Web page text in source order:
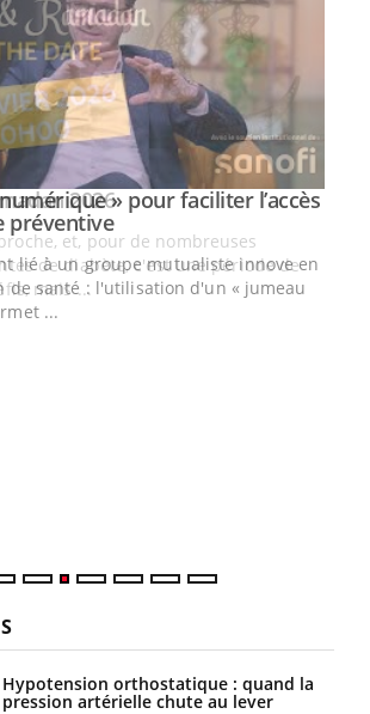
» pour faciliter l’accès
préventiveYoutube
lié à un groupe mutualiste innove en
de santé : l'utilisation d'un « jumeau
...
Hypotension orthostatique : quand la
pression artérielle chute au lever